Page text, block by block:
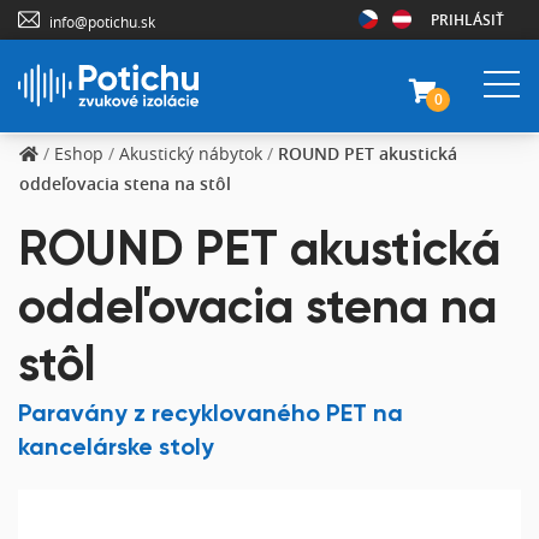
info@potichu.sk PRIHLÁSIŤ
0
/ Eshop / Akustický nábytok / ROUND PET akustická
oddeľovacia stena na stôl
ROUND PET akustická
oddeľovacia stena na
stôl
Paravány z recyklovaného PET na
kancelárske stoly